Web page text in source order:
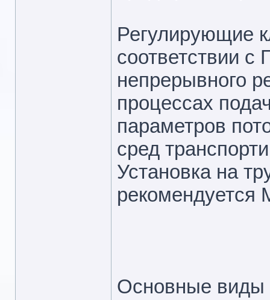
Регулирующие
соответствии
непрерывного
процессах
параметров
сред
Установка на
Основные виды